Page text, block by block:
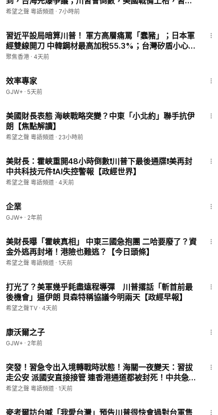
位於美國舊金山。我們通過短波和網際網路向中國大陸播出節
體組合，以普通話、粵語向美國、澳洲等地播出節目。
感謝您對華人公益媒體的支持！
平福建舊地連環震【紅朝秘聞】
希望之聲 粵語頻道 · 7小時前
習近平設局暗算川普！ 軍方高層痛罵「蠢豬」；日本軍
經雙線開刀 中韓鋼材最高加稅55.3%；台灣矽盾小心！
伊朗無人機轟AI帝國【今日新聞】
聚焦香港 · 4天前
效率專家
GJW+ · 5天前
美國財長表態 海峽戰略突變？中東「小北約」聯手抗伊
朗【焦點解讀】
希望之聲 粵語頻道 · 23小時前
美財長：霍峽重開48小時倒數❗️川普下最後通牒❗️美再封
中共科技元件❗️AI失控警報【政經世界】
希望之聲 粵語頻道 · 4天前
企業
GJW+ · 2年前
美財長曝「霍峽真相」 中東三國急抱團 二哈要廢了？資
金外逃再封堵！港險也難逃？【今日頭條】
希望之聲 粵語頻道 · 1天前
打光了？美軍幾乎耗盡遠程導彈 川普撂話「斬首前最
後機會」逼伊朗 貝森特稱協議今明兩天【政經早報】
希望之聲TV · 4天前
康沃爾之子
GJW+ · 2年前
突發！習急令出入境轉戰時狀態！海關一夜變天：習拔
走公安 派國安直接接管 連香港通道都被封死！中共急追
討疫情封口費 收割馬雲等10大中國頂級富豪海外資產！
希望之聲 粵語頻道 · 1天前
麥考爾訪台喊「我愛台灣」預告川普很快會過對台軍售